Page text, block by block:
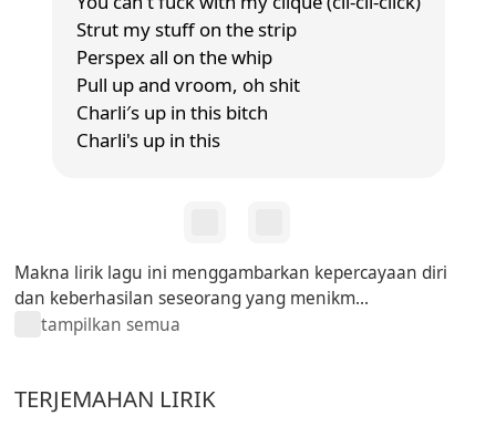
Strut my stuff on the strip
Perspex all on the whip
Pull up and vroom, oh shit
Charli′s up in this bitch
Charli's up in this
Makna lirik lagu ini menggambarkan kepercayaan diri
dan keberhasilan seseorang yang menikm...
tampilkan semua
TERJEMAHAN LIRIK